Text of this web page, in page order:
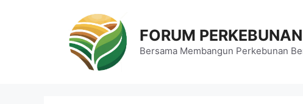
FORUM PERKEBUNAN
Bersama Membangun Perkebunan